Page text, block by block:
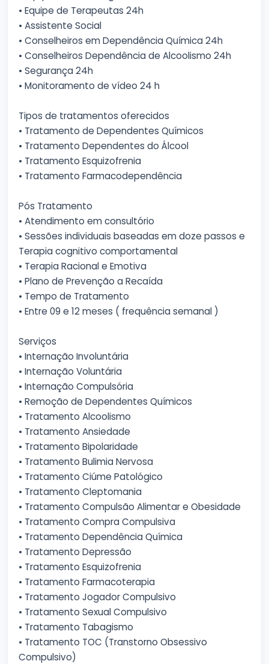
• Equipe de Terapeutas 24h
• Assistente Social
• Conselheiros em Dependência Química 24h
• Conselheiros Dependência de Alcoolismo 24h
• Segurança 24h
• Monitoramento de vídeo 24 h
Tipos de tratamentos oferecidos
• Tratamento de Dependentes Químicos
• Tratamento Dependentes do Álcool
• Tratamento Esquizofrenia
• Tratamento Farmacodependência
Pós Tratamento
• Atendimento em consultório
• Sessões individuais baseadas em doze passos e
Terapia cognitivo comportamental
• Terapia Racional e Emotiva
• Plano de Prevenção a Recaída
• Tempo de Tratamento
• Entre 09 e 12 meses ( frequência semanal )
Serviços
• Internação Involuntária
• Internação Voluntária
• Internação Compulsória
• Remoção de Dependentes Químicos
• Tratamento Alcoolismo
• Tratamento Ansiedade
• Tratamento Bipolaridade
• Tratamento Bulimia Nervosa
• Tratamento Ciúme Patológico
• Tratamento Cleptomania
• Tratamento Compulsão Alimentar e Obesidade
• Tratamento Compra Compulsiva
• Tratamento Dependência Química
• Tratamento Depressão
• Tratamento Esquizofrenia
• Tratamento Farmacoterapia
• Tratamento Jogador Compulsivo
• Tratamento Sexual Compulsivo
• Tratamento Tabagismo
• Tratamento TOC (Transtorno Obsessivo
Compulsivo)